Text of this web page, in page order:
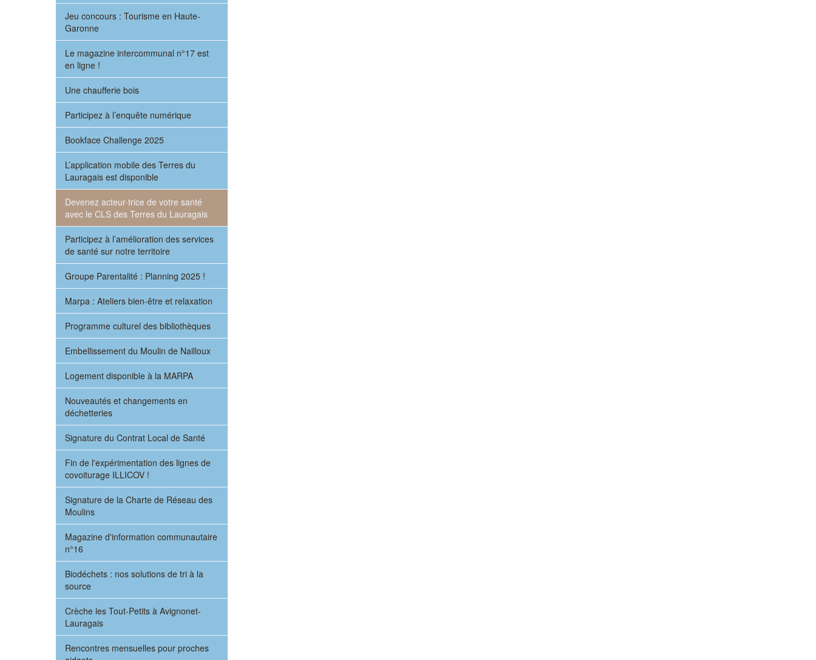
Jeu concours : Tourisme en Haute-
Garonne
Le magazine intercommunal n°17 est
en ligne !
Une chaufferie bois
Participez à l’enquête numérique
Bookface Challenge 2025
L’application mobile des Terres du
Lauragais est disponible
Devenez acteur·trice de votre santé
avec le CLS des Terres du Lauragais
Participez à l’amélioration des services
de santé sur notre territoire
Groupe Parentalité : Planning 2025 !
Marpa : Ateliers bien-être et relaxation
Programme culturel des bibliothèques
Embellissement du Moulin de Nailloux
Logement disponible à la MARPA
Nouveautés et changements en
déchetteries
Signature du Contrat Local de Santé
Fin de l'expérimentation des lignes de
covoiturage ILLICOV !
Signature de la Charte de Réseau des
Moulins
Magazine d'information communautaire
n°16
Biodéchets : nos solutions de tri à la
source
Crèche les Tout-Petits à Avignonet-
Lauragais
Rencontres mensuelles pour proches